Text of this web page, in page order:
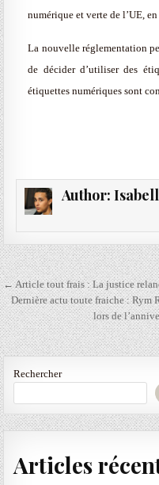
numérique et verte de l’UE,
La nouvelle réglementation
de décider d’utiliser des
étiquettes numériques sont
Author:
Navigation
de
l’article
← Article tout frais : La justice
Dernière actu toute fraiche : Rym
lors de
Rechercher
Articles